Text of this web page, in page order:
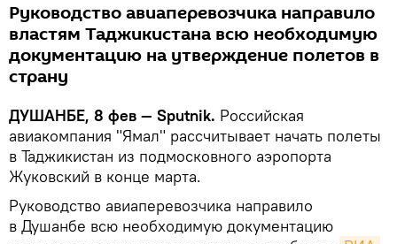
Руководство авиаперевозчика направило
властям Таджикистана всю необходимую
документацию на утверждение полетов в
страну
ДУШАНБЕ, 8 фев — Sputnik. Российская
авиакомпания "Ямал" рассчитывает начать полеты
в Таджикистан из подмосковного аэропорта
Жуковский в конце марта.
Руководство авиаперевозчика направило
в Душанбе всю необходимую документацию